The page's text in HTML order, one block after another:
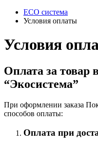
ECO система
Условия оплаты
Условия
Оплата за товар
“Экосистема”
При оформлении заказа
способов оплаты:
Оплата при